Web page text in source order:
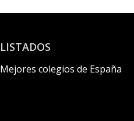
LISTADOS
Mejores colegios de España